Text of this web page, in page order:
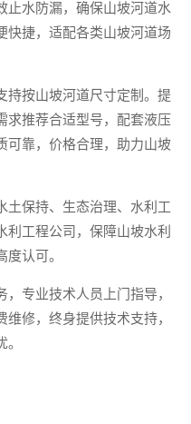
止水防漏，确保山坡河道水
快捷，适配各类山坡河道场
持按山坡河道尺寸定制。提
求推荐合适型号，配套液压
可靠，价格合理，助力山坡
土保持、生态治理、水利工
工程公司，保障山坡水利
认可。
专业技术人员上门指导，
修，终身提供技术支持，